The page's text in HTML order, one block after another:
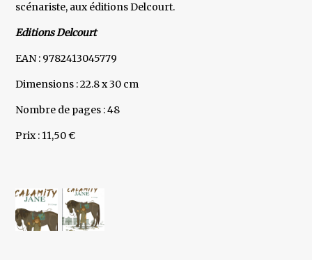
scénariste, aux éditions Delcourt.
Editions Delcourt
EAN : 9782413045779
Dimensions : 22.8 x 30 cm
Nombre de pages : 48
Prix : 11,50 €